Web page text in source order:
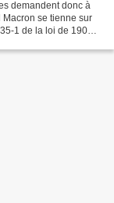
demandent donc à
Macron se tienne sur
1 de la loi de 1905.